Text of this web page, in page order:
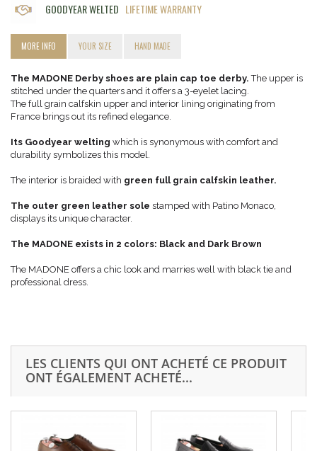
GOODYEAR WELTED LIFETIME WARRANTY
MORE INFO YOUR SIZE HAND MADE
The MADONE Derby shoes are plain cap toe derby. The upper is
stitched under the quarters and it offers a 3-eyelet lacing.
The full grain calfskin upper and interior lining originating from
France brings out its refined elegance.
Its Goodyear welting which is synonymous with comfort and
durability symbolizes this model.
The interior is braided with green full grain calfskin leather.
The outer green leather sole stamped with Patino Monaco,
displays its unique character.
The MADONE exists in 2 colors: Black and Dark Brown
The MADONE offers a chic look and marries well with black tie and
professional dress.
LES CLIENTS QUI ONT ACHETÉ CE PRODUIT
ONT ÉGALEMENT ACHETÉ...